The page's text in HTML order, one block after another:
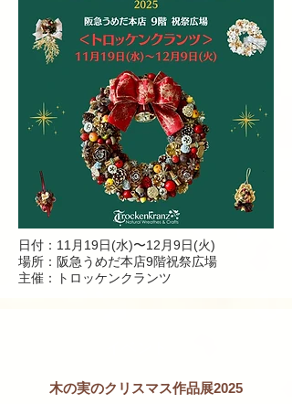
日付：11月19日(水)〜12月9日(火)
場所： 阪急うめだ本店9階祝祭広場
主催：トロッケンクランツ
木の実のクリスマス作品展2025